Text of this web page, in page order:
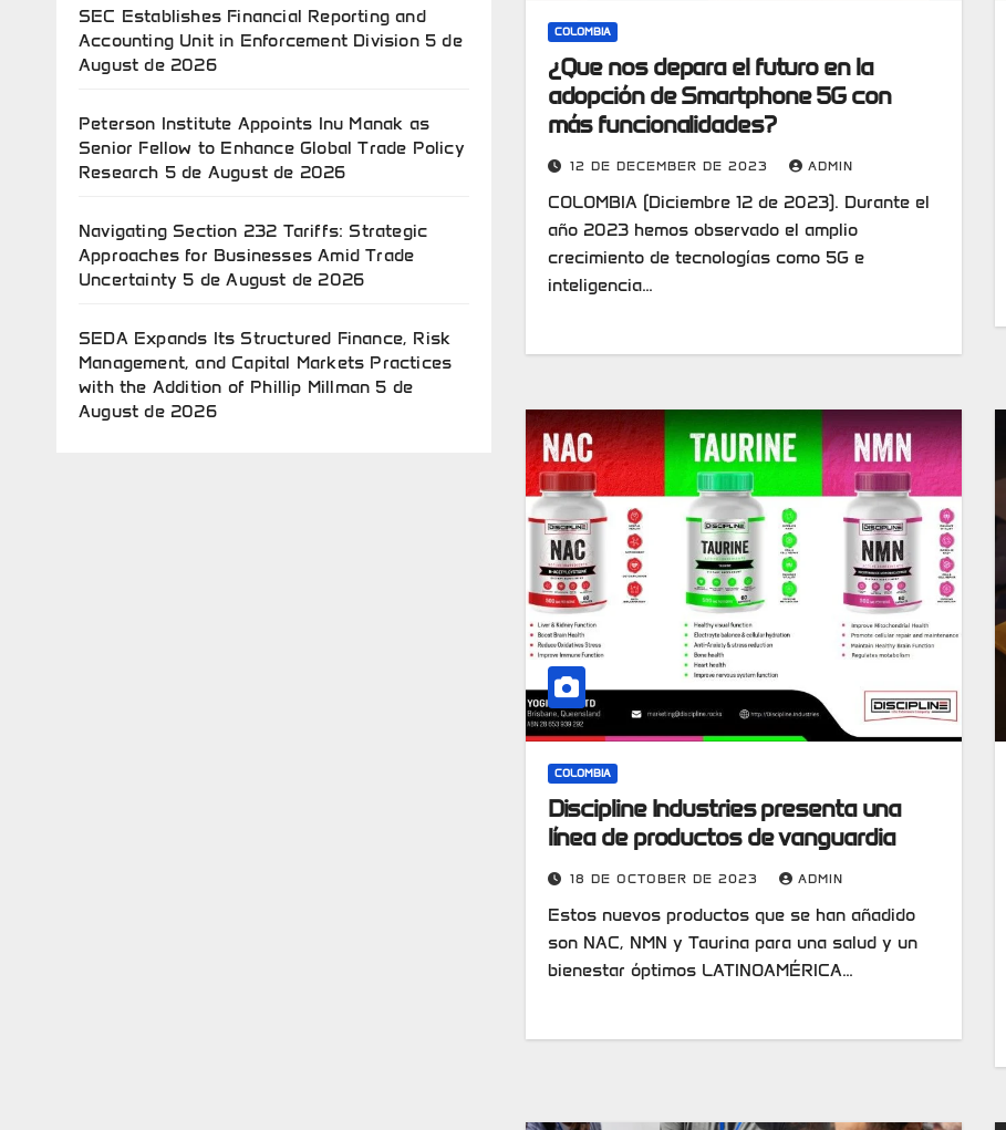
SEC Establishes Financial Reporting and
Accounting Unit in Enforcement Division 5 de
August de 2026
Peterson Institute Appoints Inu Manak as
Senior Fellow to Enhance Global Trade Policy
Research 5 de August de 2026
Navigating Section 232 Tariffs: Strategic
Approaches for Businesses Amid Trade
Uncertainty 5 de August de 2026
SEDA Expands Its Structured Finance, Risk
Management, and Capital Markets Practices
with the Addition of Phillip Millman 5 de
August de 2026
COLOMBIA
¿Que nos depara el futuro en la
adopción de Smartphone 5G con
más funcionalidades?
12 DE DECEMBER DE 2023 ADMIN
COLOMBIA (Diciembre 12 de 2023). Durante el
año 2023 hemos observado el amplio
crecimiento de tecnologías como 5G e
inteligencia…
COLOMBIA
Discipline Industries presenta una
línea de productos de vanguardia
18 DE OCTOBER DE 2023 ADMIN
Estos nuevos productos que se han añadido
son NAC, NMN y Taurina para una salud y un
bienestar óptimos LATINOAMÉRICA…